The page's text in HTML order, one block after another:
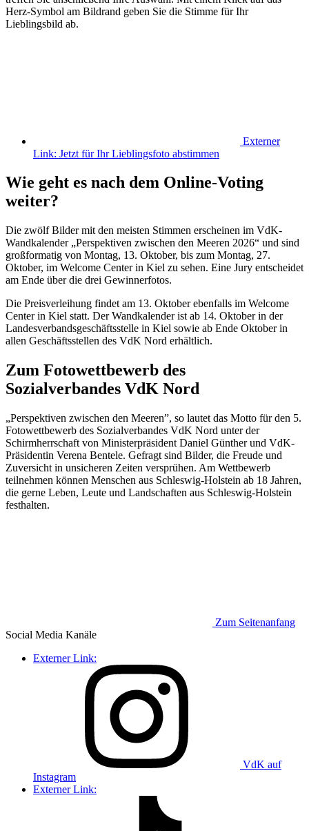
Herz-Symbol am Bildrand geben Sie die Stimme für Ihr
Lieblingsbild ab.
Externer
Link: Jetzt für Ihr Lieblingsfoto abstimmen
Wie geht es nach dem Online-Voting
weiter?
Die zwölf Bilder mit den meisten Stimmen erscheinen im VdK-
Wandkalender „Perspektiven zwischen den Meeren 2026“ und sind
großformatig von Montag, 13. Oktober, bis zum Montag, 27.
Oktober, im Welcome Center in Kiel zu sehen. Eine Jury entscheidet
am Ende über die drei Gewinnerfotos.
Die Preisverleihung findet am 13. Oktober ebenfalls im Welcome
Center in Kiel statt. Der Wandkalender ist ab 14. Oktober in der
Landesverbandsgeschäftsstelle in Kiel sowie ab Ende Oktober in
allen Geschäftsstellen des VdK Nord erhältlich.
Zum Fotowettbewerb des
Sozialverbandes VdK Nord
„Perspektiven zwischen den Meeren”, so lautet das Motto für den 5.
Fotowettbewerb des Sozialverbandes VdK Nord unter der
Schirmherrschaft von Ministerpräsident Daniel Günther und VdK-
Präsidentin Verena Bentele. Gefragt sind Bilder, die Freude und
Zuversicht in unsicheren Zeiten versprühen. Am Wettbewerb
teilnehmen können Menschen aus Schleswig-Holstein ab 18 Jahren,
die gerne Leben, Leute und Landschaften aus Schleswig-Holstein
festhalten.
Zum Seitenanfang
Social Media Kanäle
Externer Link:
VdK auf
Instagram
Externer Link: